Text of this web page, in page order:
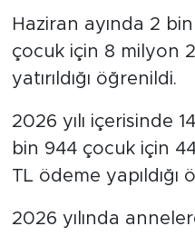
Haziran ayında 2
çocuk için 8 milyon
yatırıldığı öğrenildi.
2026 yılı içerisinde
bin 944 çocuk için
TL ödeme yapıldığı
2026 yılında